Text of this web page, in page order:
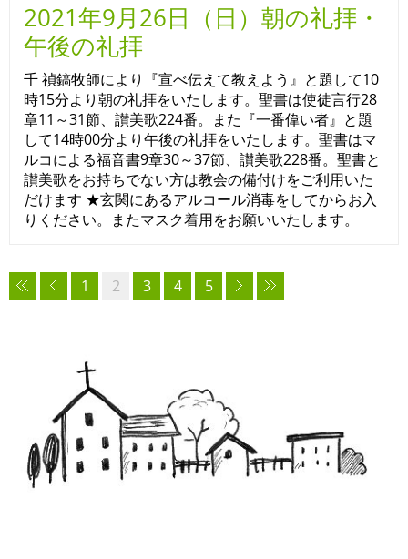
2021年9月26日（日）朝の礼拝・
午後の礼拝
千 禎鎬牧師により『宣べ伝えて教えよう』と題して10
時15分より朝の礼拝をいたします。聖書は使徒言行28
章11～31節、讃美歌224番。また『一番偉い者』と題
して14時00分より午後の礼拝をいたします。聖書はマ
ルコによる福音書9章30～37節、讃美歌228番。聖書と
讃美歌をお持ちでない方は教会の備付けをご利用いた
だけます ★玄関にあるアルコール消毒をしてからお入
りください。またマスク着用をお願いいたします。
1 2 3 4 5